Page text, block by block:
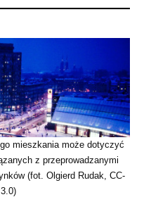
mieszkania może dotyczyć
z przeprowadzanymi
(fot. Olgierd Rudak, CC-